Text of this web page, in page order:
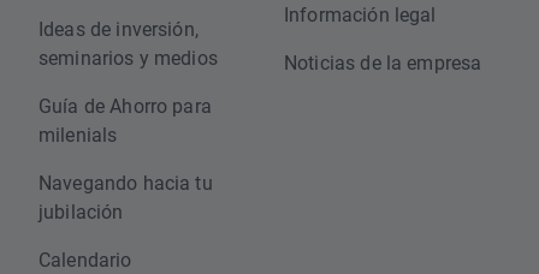
Ideas de inversión,
seminarios y medios
Guía de Ahorro para
milenials
Navegando hacia tu
jubilación
Calendario
Información legal
Noticias de la empresa